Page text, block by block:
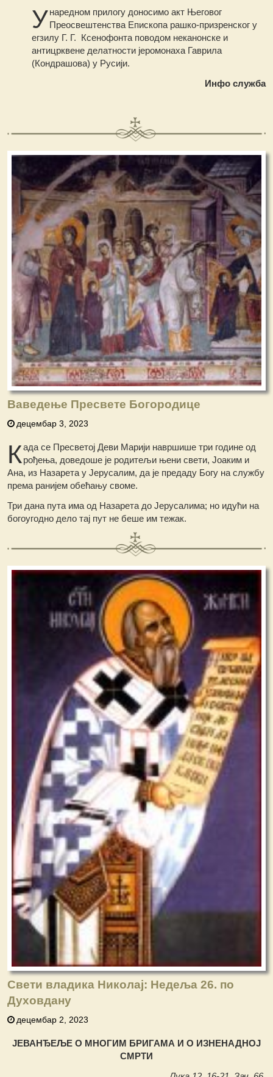
Унаредном прилогу доносимо акт Његовог
Преосвештенства Епископа рашко-призренског у
егзилу Г. Г. Ксенофонта поводом неканонске и
антицрквене делатности јеромонаха Гаврила
(Кондрашова) у Русији.
Инфо служба
Ваведење Пресвете Богородице
децембар 3, 2023
Када се Пресветој Деви Марији навршише три године од
рођења, доведоше је родитељи њени свети, Јоаким и
Ана, из Назарета у Јерусалим, да је предаду Богу на службу
према ранијем обећању своме.
Три дана пута има од Назарета до Јерусалима; но идући на
богоугодно дело тај пут не беше им тежак.
Свети владика Николај: Недеља 26. по
Духовдану
децембар 2, 2023
ЈЕВАНЂЕЉЕ О МНОГИМ БРИГАМА И О ИЗНЕНАДНОЈ
СМРТИ